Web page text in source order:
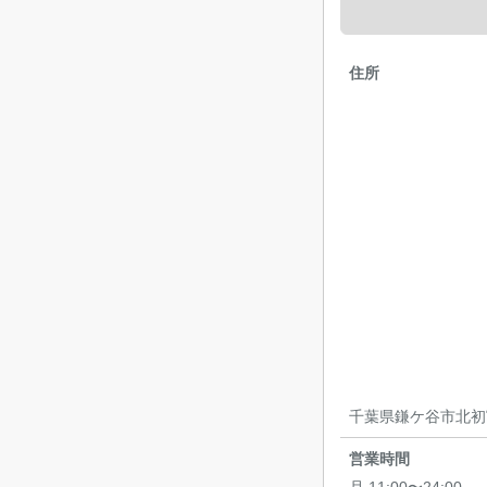
住所
千葉県鎌ケ谷市北
営業時間